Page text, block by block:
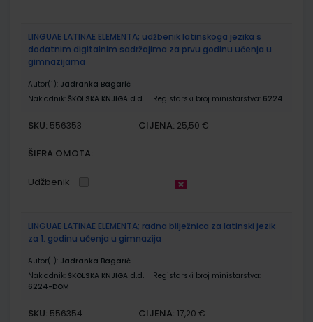
LINGUAE LATINAE ELEMENTA; udžbenik latinskoga jezika s
dodatnim digitalnim sadržajima za prvu godinu učenja u
gimnazijama
Autor(i): Jadranka Bagarić
Nakladnik: ŠKOLSKA KNJIGA d.d. Registarski broj ministarstva: 6224
SKU: 556353 CIJENA: 25,50 €
ŠIFRA OMOTA:
Udžbenik
LINGUAE LATINAE ELEMENTA; radna bilježnica za latinski jezik
za 1. godinu učenja u gimnazija
Autor(i): Jadranka Bagarić
Nakladnik: ŠKOLSKA KNJIGA d.d.
Registarski broj ministarstva:
6224-DOM
SKU: 556354 CIJENA: 17,20 €